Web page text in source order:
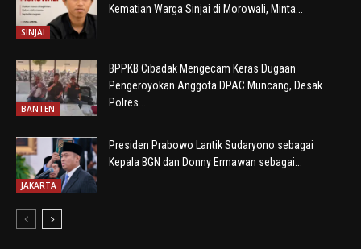
SINJAI
Kematian Warga Sinjai di Morowali, Minta...
BANTEN
BPPKB Cibadak Mengecam Keras Dugaan
Pengeroyokan Anggota DPAC Muncang, Desak
Polres...
JAKARTA
Presiden Prabowo Lantik Sudaryono sebagai
Kepala BGN dan Donny Ermawan sebagai...